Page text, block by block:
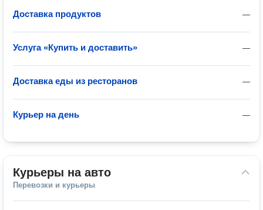
—
Доставка продуктов
—
Услуга «Купить и доставить»
—
Доставка еды из ресторанов
—
Курьер на день
Курьеры на авто
Перевозки и курьеры